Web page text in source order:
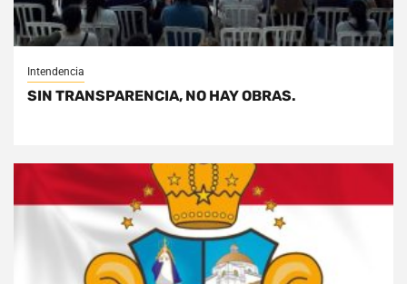
Intendencia
SIN TRANSPARENCIA, NO HAY OBRAS.